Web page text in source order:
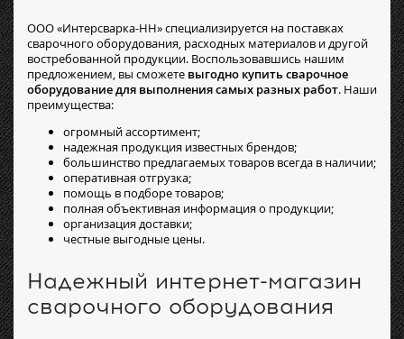
ООО «Интерсварка-НН» специализируется на поставках
сварочного оборудования, расходных материалов и другой
востребованной продукции. Воспользовавшись нашим
предложением, вы сможете выгодно купить сварочное
оборудование для выполнения самых разных работ. Наши
преимущества:
огромный ассортимент;
надежная продукция известных брендов;
большинство предлагаемых товаров всегда в наличии;
оперативная отгрузка;
помощь в подборе товаров;
полная объективная информация о продукции;
организация доставки;
честные выгодные цены.
Надежный интернет-магазин
сварочного оборудования